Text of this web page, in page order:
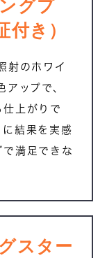
グプ
付き）
射のホワイ
ップで、
上がりで
結果を実感
満足できな
スター